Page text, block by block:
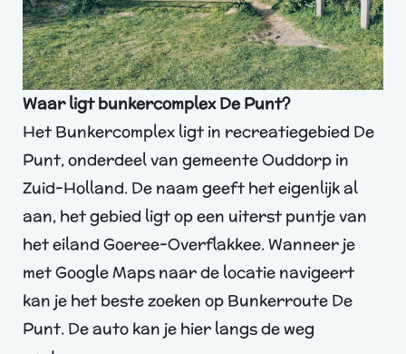
Waar ligt bunkercomplex De Punt?
Het Bunkercomplex ligt in recreatiegebied De
Punt, onderdeel van gemeente Ouddorp in
Zuid-Holland. De naam geeft het eigenlijk al
aan, het gebied ligt op een uiterst puntje van
het eiland Goeree-Overflakkee. Wanneer je
met Google Maps naar de locatie navigeert
kan je het beste zoeken op Bunkerroute De
Punt. De auto kan je hier langs de weg